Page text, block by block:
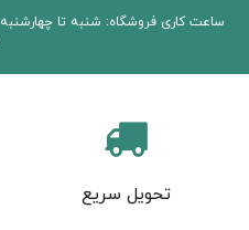
ساعت کاری فروشگاه: شنبه تا چهارشنبه 10 الی 18 پنجشنبه 10 الی 15
تحویل سریع